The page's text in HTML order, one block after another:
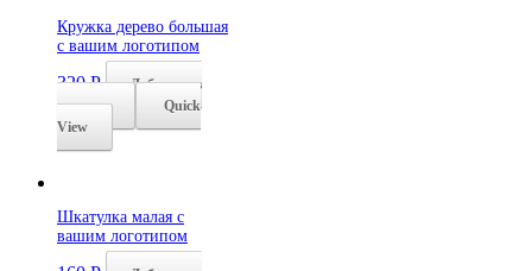
Кружка дерево большая
с вашим логотипом
320Р
Добавить в
корзину
Quick
View
Шкатулка малая с
вашим логотипом